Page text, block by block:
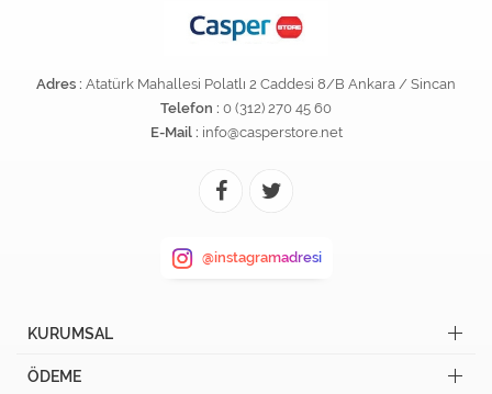
Adres : Atatürk Mahallesi Polatlı 2 Caddesi 8/B Ankara / Sincan
Telefon : 0 (312) 270 45 60
E-Mail : info@casperstore.net
@instagramadresi
KURUMSAL
ÖDEME